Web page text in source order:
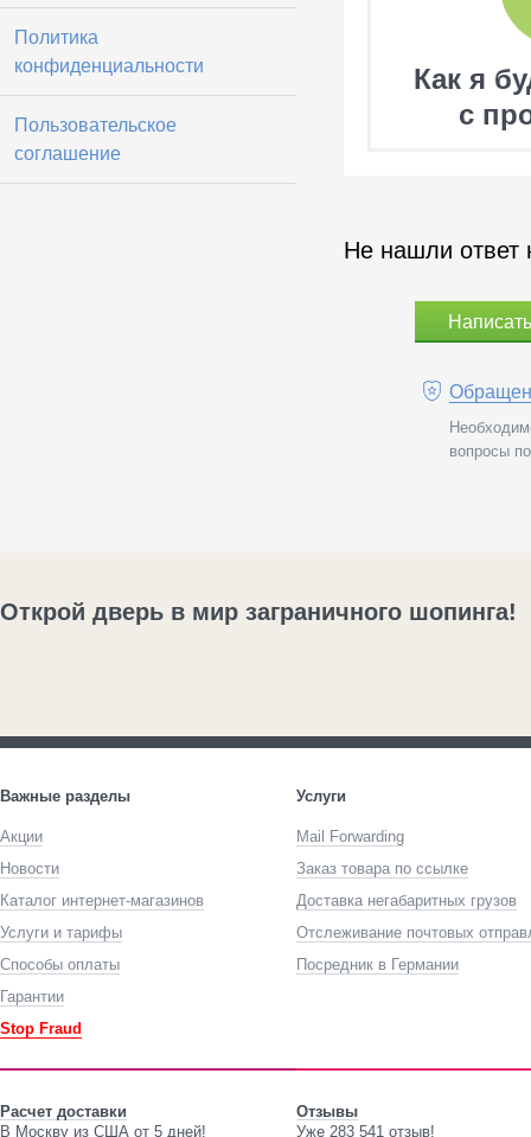
Политика
конфиденциальности
Пользовательское
соглашение
Как я
с
Не нашли ответ
вопросы
Открой дверь в мир заграничного шопинга!
Важные разделы
Акции
Новости
Каталог интернет-магазинов
Услуги и тарифы
Способы оплаты
Гарантии
Stop Fraud
Услуги
Mail Forwarding
Заказ товара по ссылке
Доставка негабаритных грузов
Отслеживание почтовых
Посредник в Германии
Расчет доставки
В Москву из США от 5 дней!
Отзывы
Уже 283 541 отзыв!